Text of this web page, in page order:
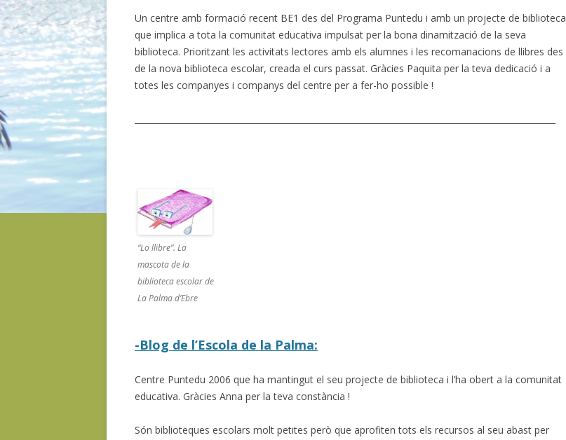
PARTICIPANTS SEMINARI
BIBLIOTEQUES CURS 2014-15
PARTICIPANTS SEMINARI
BIBLIOTEQUES 2013-14
Un centre amb formació recent BE1 des del Programa Puntedu i amb un projecte de biblioteca
que implica a tota la comunitat educativa impulsat per la bona dinamització de la seva
biblioteca. Prioritzant les activitats lectores amb els alumnes i les recomanacions de llibres des
de la nova biblioteca escolar, creada el curs passat. Gràcies Paquita per la teva dedicació i a
totes les companyes i companys del centre per a fer-ho possible !
“Lo llibre”. La
mascota de la
biblioteca escolar de
La Palma d’Ebre
-Blog de l’Escola de la Palma:
Centre Puntedu 2006 que ha mantingut el seu projecte de biblioteca i l’ha obert a la comunitat
educativa. Gràcies Anna per la teva constància !
Són biblioteques escolars molt petites però que aprofiten tots els recursos al seu abast per